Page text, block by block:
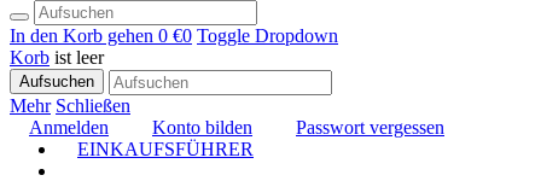
In den Korb gehen 0 €0 Toggle Dropdown
Korb ist leer
Aufsuchen
Mehr Schließen
Anmelden
Konto bilden
Passwort vergessen
EINKAUFSFÜHRER